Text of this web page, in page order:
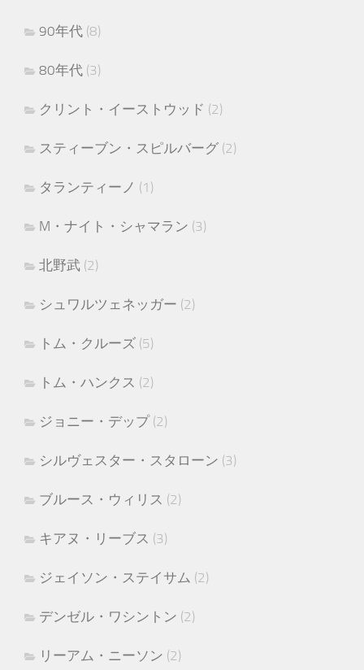
90年代 (8)
80年代 (3)
クリント・イーストウッド (2)
スティーブン・スピルバーグ (2)
タランティーノ (1)
M・ナイト・シャマラン (3)
北野武 (2)
シュワルツェネッガー (2)
トム・クルーズ (5)
トム・ハンクス (2)
ジョニー・デップ(2)
シルヴェスター・スタローン (3)
ブルース・ウィリス (2)
キアヌ・リーブス (3)
ジェイソン・ステイサム (2)
デンゼル・ワシントン (2)
リーアム・ニーソン (2)